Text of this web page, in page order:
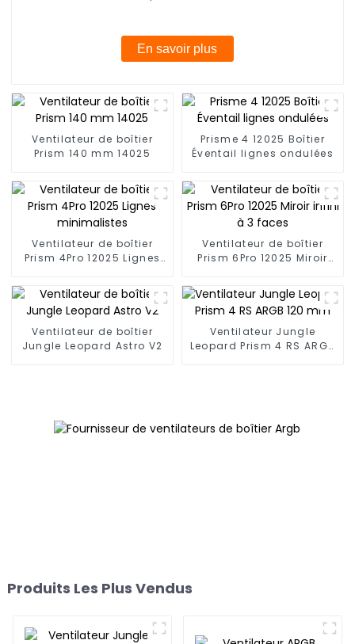
En savoir plus
Ventilateur de boîtier
Prism 140 mm 14025
Prisme 4 12025 Boîtier
Éventail lignes ondulées
Ventilateur de boîtier
Prism 4Pro 12025 Lignes
Ventilateur de boîtier
Prism 6Pro 12025 Miroir
Ventilateur de boîtier
Jungle Leopard Astro V2
Ventilateur Jungle
Leopard Prism 4 RS ARGB
Produits Les Plus Vendus